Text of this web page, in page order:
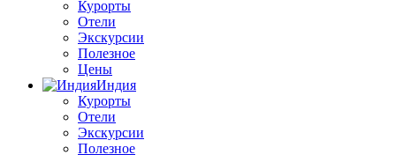
Курорты
Отели
Экскурсии
Полезное
Цены
Индия
Курорты
Отели
Экскурсии
Полезное